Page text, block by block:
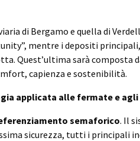
di Bergamo e quella di
mentre i depositi principali,
Quest’ultima sarà composta
capienza e sostenibilità.
applicata alle fermate e
semaforico. Il
sicurezza, tutti i principali